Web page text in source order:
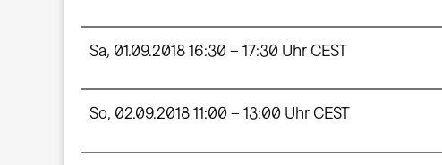
Sa, 01.09.2018 16:30 – 17:30 Uhr CEST
So, 02.09.2018 11:00 – 13:00 Uhr CEST